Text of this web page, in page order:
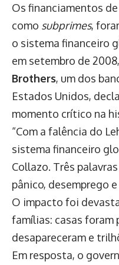
Os financiamentos
como subprimes,
o sistema financeiro
em setembro de
Brothers, um dos
Estados Unidos,
momento crítico na
“Com a falência do
sistema financeiro
Collazo. Três
pânico, desemprego
O impacto foi
famílias: casas foram
desapareceram e
Em resposta, o